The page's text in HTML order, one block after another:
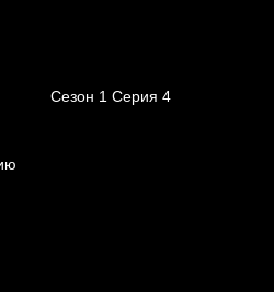
Сезон 1 Серия 4